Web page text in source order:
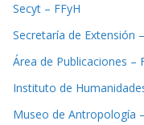
Secyt – FFyH
Secretaría de Extensión
Área de Publicaciones –
Instituto de
Museo de Antropología